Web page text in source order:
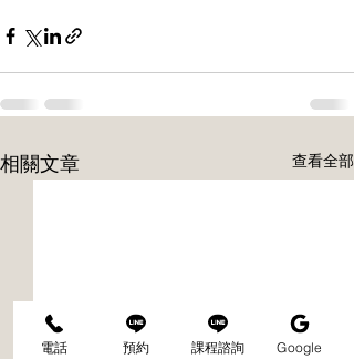
相關文章 查看全部
電話 預約 課程諮詢 Google